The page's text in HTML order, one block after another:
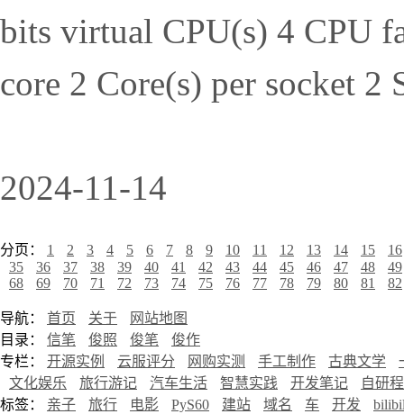
bits virtual CPU(s) 4 CPU
core 2 Core(s) per socket
2024-11-14
分页： 1 2 3 4 5 6 7 8 9 10 11 12 13 14 15
16
35
36 37 38 39 40 41 42 43 44 45 46 47 48
49
68
69 70 71 72 73 74 75 76 77 78 79 80 81 82
导航： 首页 关于
网站地图
目录： 信笔 俊照 俊笔
俊作
专栏： 开源实例 云服评分 网购实测 手工制作 古典文学
文化娱乐
旅行游记 汽车生活 智慧实践 开发笔记
自研
标签： 亲子 旅行 电影 PyS60 建站 域名 车 开发